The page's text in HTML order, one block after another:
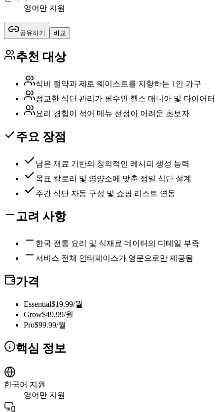
영어만 지원
공유하기 비교
추천 대상
식비 절약과 제로 웨이스트를 지향하는 1인 가구
정교한 식단 관리가 필수인 헬스 매니아 및 다이어터
요리 경험이 적어 메뉴 선정이 어려운 초보자
주요 장점
남은 재료 기반의 창의적인 레시피 생성 능력
목표 칼로리 및 영양소에 맞춘 정밀 식단 설계
주간 식단 자동 구성 및 쇼핑 리스트 연동
고려 사항
한국 전통 요리 및 식재료 데이터의 디테일 부족
서비스 전체 인터페이스가 영문으로만 제공됨
가격
Essential$19.99/월
Grow$49.99/월
Pro$99.99/월
핵심 정보
한국어 지원
영어만 지원